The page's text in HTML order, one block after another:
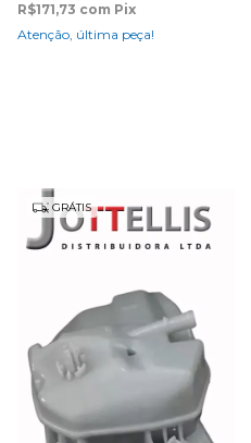
R$171,73 com Pix
Atenção, última peça!
GRÁTIS